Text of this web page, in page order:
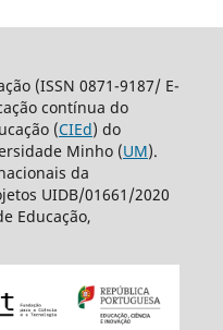
(ISSN 0871-9187/ E-
contínua do
(CIEd) do
Minho (UM).
da
UIDB/01661/2020
Educação,